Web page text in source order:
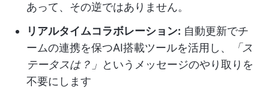
あって、その逆ではありません。
リアルタイムコラボレーション: 自動更新でチ
ームの連携を保つAI搭載ツールを活用し、
「ス
テータスは？」 というメッセージのやり取りを
不要にします